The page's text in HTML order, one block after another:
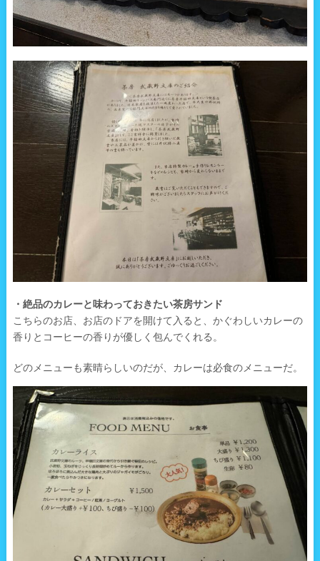
・絶品のカレーと味わっておきたい茶房サンド
こちらのお店、お店のドアを開けて入ると、かぐわしいカレーの
香りとコーヒーの香りが優しく包んでくれる。
どのメニューも素晴らしいのだが、カレーは必食のメニューだ。